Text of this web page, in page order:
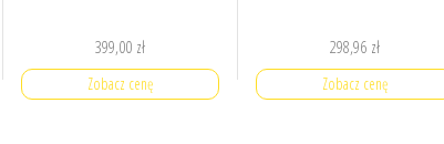
399,00 zł
Zobacz cenę
298,96 zł
Zobacz cenę